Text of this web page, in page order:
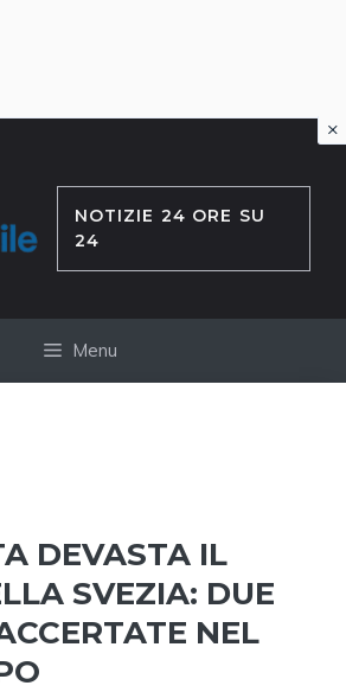
NOTIZIE 24 ORE SU
24
Menu
DEVASTA IL
SVEZIA: DUE
NEL
×